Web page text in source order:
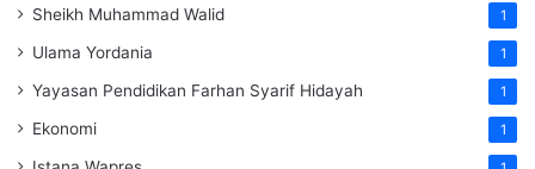
Sheikh Muhammad Walid 1
Ulama Yordania 1
Yayasan Pendidikan Farhan Syarif Hidayah 1
Ekonomi 1